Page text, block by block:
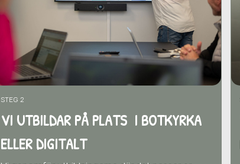
STEG 2
VI UTBILDAR PÅ PLATS I BOTKYRKA
ELLER DIGITALT